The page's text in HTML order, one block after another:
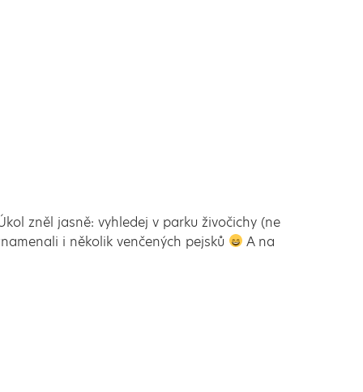
zněl jasně: vyhledej v parku živočichy (ne
i několik venčených pejsků
A na